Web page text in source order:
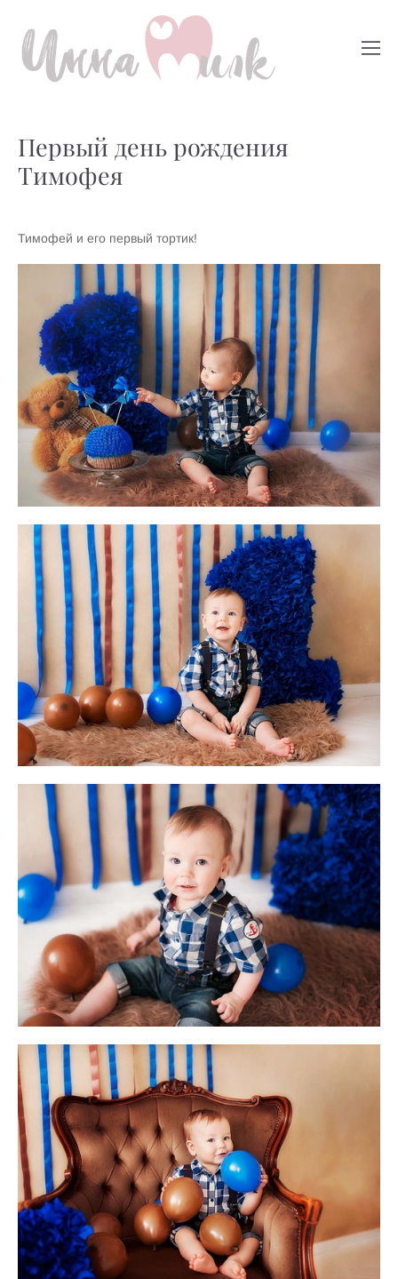
Первый день рождения
Тимофея
Тимофей и его первый тортик!